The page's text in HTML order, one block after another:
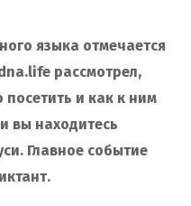
языка отмечается
рассмотрел,
и как к ним
вы находитесь
Главное событие